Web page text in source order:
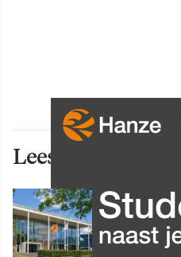
Lees ook deze
INNOVATIE
Grip op
Leergang